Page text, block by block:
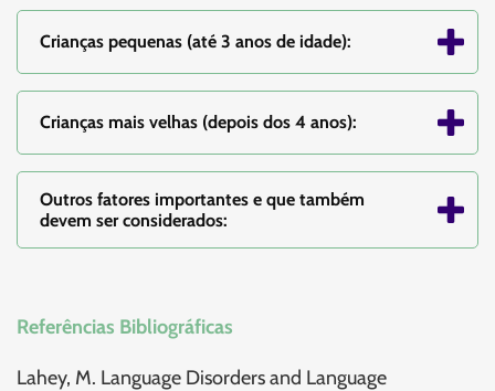
Crianças pequenas (até 3 anos de idade):
Crianças mais velhas (depois dos 4 anos):
Outros fatores importantes e que também
devem ser considerados:
Referências Bibliográficas
Lahey, M. Language Disorders and Language